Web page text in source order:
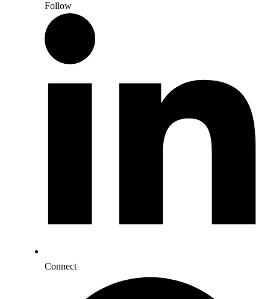
Follow
Connect